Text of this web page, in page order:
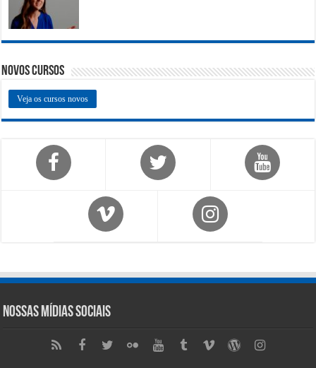
Novos Cursos
Veja os cursos novos
Nossas Mídias Sociais